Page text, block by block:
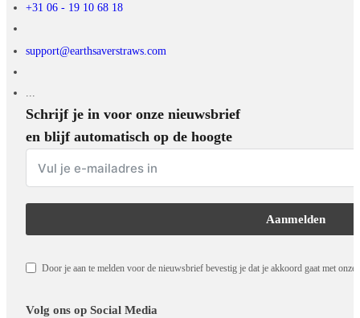
+31 06 - 19 10 68 18
support@earthsaverstraws.com
Schrijf je in voor onze nieuwsbrief
en blijf automatisch op de hoogte
Aanmelden
Door je aan te melden voor de nieuwsbrief bevestig je dat je akkoord gaat met onze
Volg ons op Social Media